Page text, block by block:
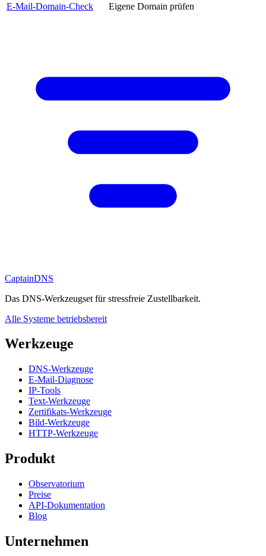
E-Mail-Domain-Check
Eigene Domain prüfen
CaptainDNS
Das DNS-Werkzeugset für stressfreie Zustellbarkeit.
Alle Systeme betriebsbereit
Werkzeuge
DNS-Werkzeuge
E-Mail-Diagnose
IP-Tools
Text-Werkzeuge
Zertifikats-Werkzeuge
Bild-Werkzeuge
HTTP-Werkzeuge
Produkt
Observatorium
Preise
API-Dokumentation
Blog
Unternehmen